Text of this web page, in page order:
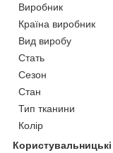
Виробник
Країна виробник
Вид виробу
Стать
Сезон
Стан
Тип тканини
Колір